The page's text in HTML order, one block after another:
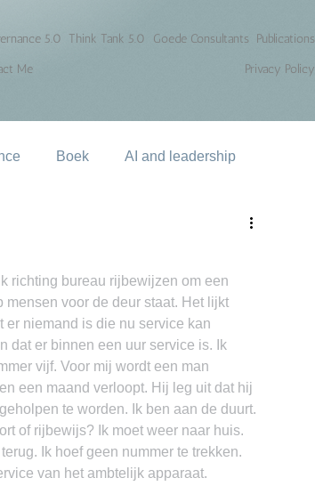
5.0 Think Tank 5.0 Goede Consultants Publications
Me
Privacy Policy
Boek AI and leadership
richting bureau rijbewijzen om een
voor de deur staat. Het lijkt
niemand is die nu service kan
dat er binnen een uur service is. Ik
vijf. Voor mij wordt een man
een maand verloopt. Hij leg uit dat hij
te worden. Ik ben aan de duurt.
of rijbewijs? Ik moet weer naar huis.
Ik hoef geen nummer te trekken.
van het ambtelijk apparaat.